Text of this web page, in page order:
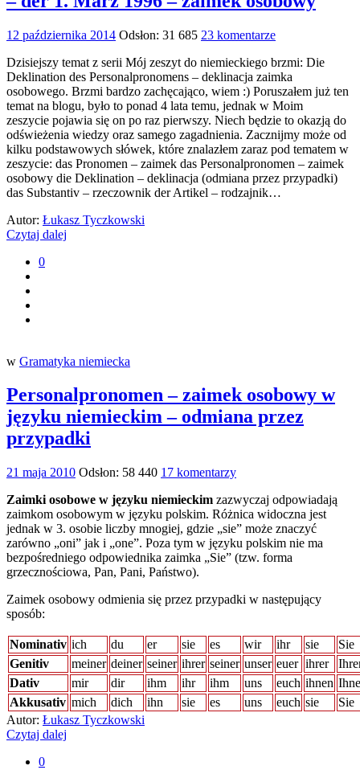
12 października 2014 Odsłon: 31 685 23 komentarze
Dzisiejszy temat z serii Mój zeszyt do niemieckiego brzmi: Die
Deklination des Personalpronomens – deklinacja zaimka
osobowego. Brzmi bardzo zachęcająco, wiem :) Poruszałem już ten
temat na blogu, było to ponad 4 lata temu, jednak w Moim
zeszycie pojawia się on po raz pierwszy. Niech będzie to okazją do
odświeżenia wiedzy oraz samego zagadnienia. Zacznijmy może od
kilku podstawowych słówek, które znalazłem zaraz pod tematem w
zeszycie: das Pronomen – zaimek das Personalpronomen – zaimek
osobowy die Deklination – deklinacja (odmiana przez przypadki)
das Substantiv – rzeczownik der Artikel – rodzajnik…
Autor: Łukasz Tyczkowski
Czytaj dalej
0
w Gramatyka niemiecka
Personalpronomen – zaimek osobowy w
języku niemieckim – odmiana przez
przypadki
21 maja 2010 Odsłon: 58 440 17 komentarzy
Zaimki osobowe w języku niemieckim zazwyczaj odpowiadają
zaimkom osobowym w języku polskim. Różnica widoczna jest
jednak w 3. osobie liczby mnogiej, gdzie „sie” może znaczyć
zarówno „oni” jak i „one”. Poza tym w języku polskim nie ma
bezpośredniego odpowiednika zaimka „Sie” (tzw. forma
grzecznościowa, Pan, Pani, Państwo).
Zaimek osobowy odmienia się przez przypadki w następujący
sposób:
Nominativ ich du er sie es wir ihr sie
Sie
Genitiv
meiner deiner seiner ihrer seiner unser euer ihrer
Dativ
mir dir ihm ihr ihm uns euch ihnen
Akkusativ mich dich ihn sie es uns euch sie
Sie
Autor: Łukasz Tyczkowski
Czytaj dalej
0